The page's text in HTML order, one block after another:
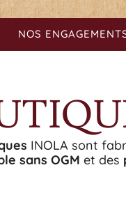
NOS
INOLA sont
sans OGM et des